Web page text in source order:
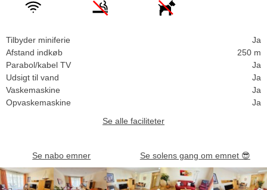
Tilbyder miniferie
Ja
Afstand indkøb
250 m
Parabol/kabel TV
Ja
Udsigt til vand
Ja
Vaskemaskine
Ja
Opvaskemaskine
Ja
Se alle faciliteter
Se nabo emner Se solens gang om emnet 😎